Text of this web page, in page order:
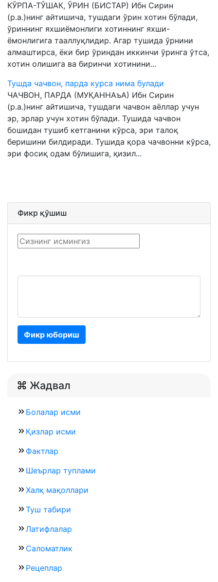
КЎРПА-ТЎШАК, ЎРИН (БИСТАР) Ибн Сирин
(р.а.)нинг айтишича, тушдаги ўрин хотин бўлади,
ўриннинг яхшиёмонлиги хотиннинг яхши-
ёмонлигига тааллуқлидир. Агар тушида ўрнини
алмаштирса, ёки бир ўриндан иккинчи ўринга ўтса,
хотин олишига ва биринчи хотинини...
Тушда чачвон, парда курса нима булади
ЧАЧВОН, ПАРДА (МУҚАННАъА) Ибн Сирин
(р.а.)нинг айтишича, тушдаги чачвон аёллар учун
эр, эрлар учун хотин бўлади. Тушида чачвон
бошидан тушиб кетганини кўрса, эри талоқ
беришини билдиради. Тушида қора чачвонни кўрса,
эри фосиқ одам бўлишига, қизил...
Фикр қўшиш
Фикр юбориш
Жадвал
Болалар исми
Қизлар исми
Фактлар
Шеърлар туплами
Халқ мақоллари
Туш табири
Латифлалар
Саломатлик
Рецеплар